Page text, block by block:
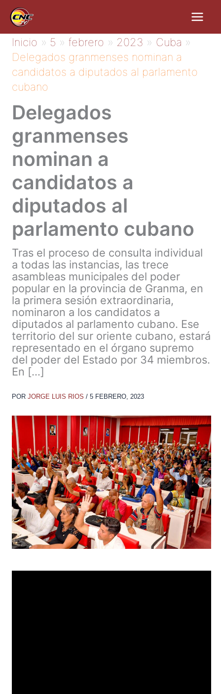
contenido
Inicio 5 febrero 2023
Cuba
Delegados granmenses nominan a
candidatos a diputados al parlamento
cubano
Delegados
granmenses
nominan a
candidatos a
diputados al
parlamento cubano
Tras el proceso de consulta individual
a todas las instancias, las trece
asambleas municipales del poder
popular en la provincia de Granma, en
la primera sesión extraordinaria,
nominaron a los candidatos a
diputados al parlamento cubano. Ese
territorio del sur oriente cubano, estará
representado en el órgano supremo
del poder del Estado por 34 miembros.
En […]
POR JORGE LUIS RIOS / 5 FEBRERO, 2023